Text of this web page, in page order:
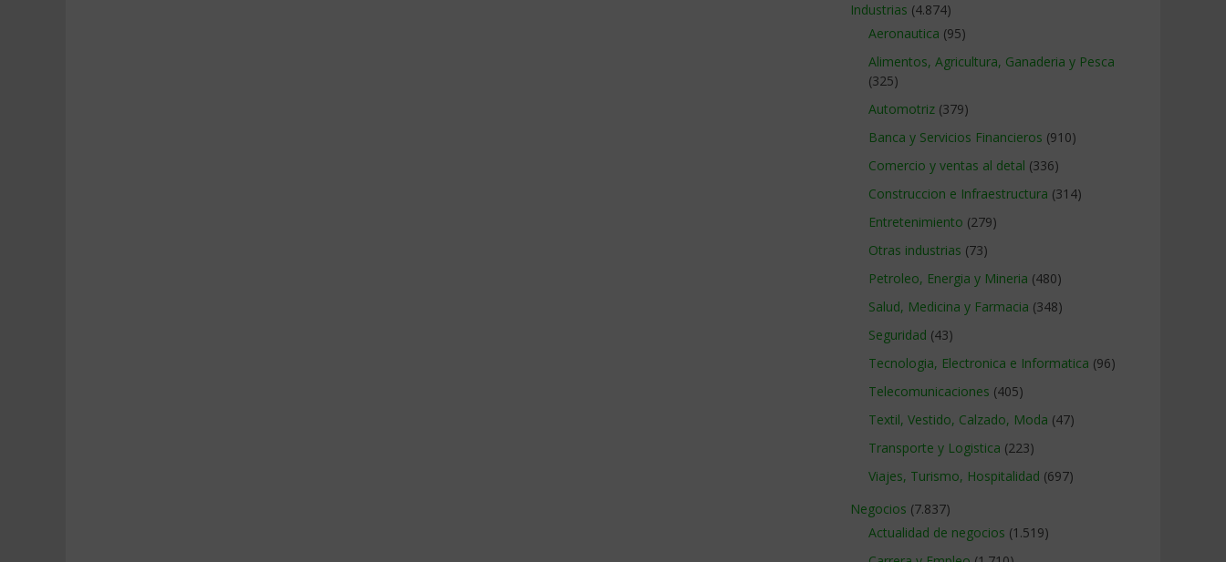
Industrias (4.874)
Aeronautica (95)
Alimentos, Agricultura, Ganaderia y Pesca
(325)
Automotriz (379)
Banca y Servicios Financieros (910)
Comercio y ventas al detal (336)
Construccion e Infraestructura (314)
Entretenimiento (279)
Otras industrias (73)
Petroleo, Energia y Mineria (480)
Salud, Medicina y Farmacia (348)
Seguridad (43)
Tecnologia, Electronica e Informatica (96)
Telecomunicaciones (405)
Textil, Vestido, Calzado, Moda (47)
Transporte y Logistica (223)
Viajes, Turismo, Hospitalidad (697)
Negocios (7.837)
Actualidad de negocios (1.519)